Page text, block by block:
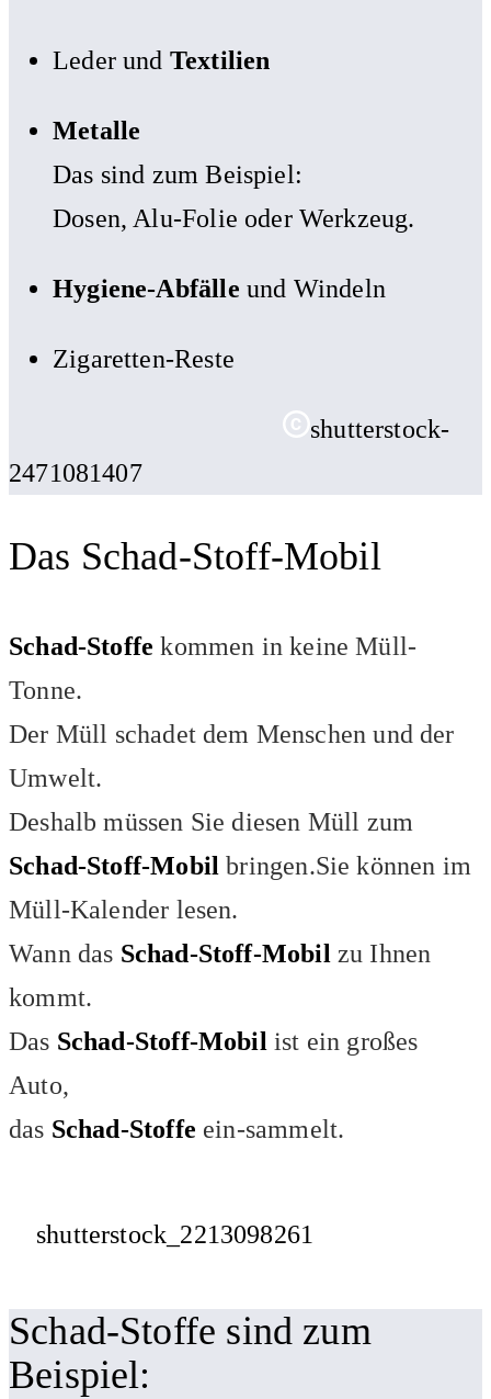
Leder und Textilien
Metalle
Das sind zum Beispiel:
Dosen, Alu-Folie oder Werkzeug.
Hygiene-Abfälle und Windeln
Zigaretten-Reste
shutterstock-
2471081407
Das Schad-Stoff-Mobil
Schad-Stoffe kommen in keine Müll-
Tonne.
Der Müll schadet dem Menschen und der
Umwelt.
Deshalb müssen Sie diesen Müll zum
Schad-Stoff-Mobil bringen.Sie können im
Müll-Kalender lesen.
Wann das Schad-Stoff-Mobilzu Ihnen
kommt.
Das Schad-Stoff-Mobilist ein großes
Auto,
das Schad-Stoffe ein-sammelt.
shutterstock_2213098261
Schad-Stoffe sind zum
Beispiel: